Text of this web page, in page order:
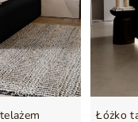
Łóżko